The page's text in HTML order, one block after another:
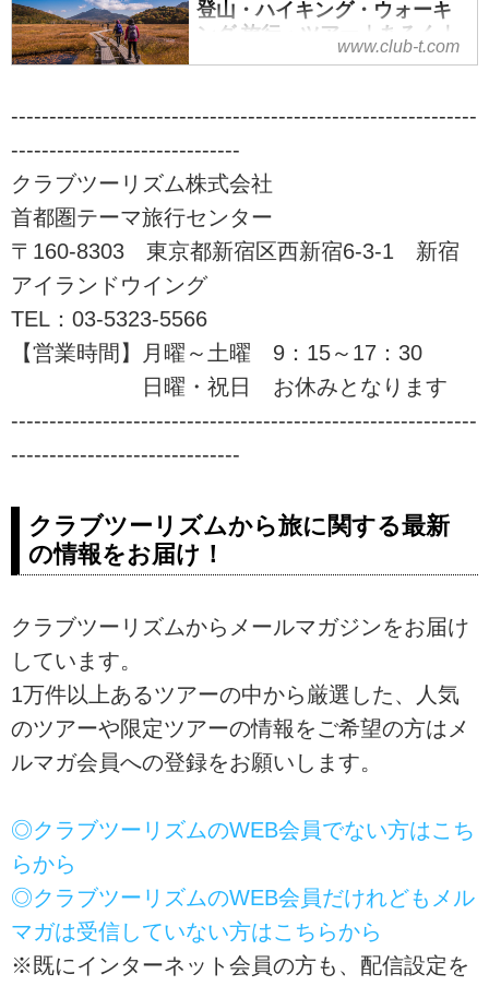
ブツーリズムにおまかせ！安心で
快適な専属講師と専属添乗員が同
行。入門から上級までレベル、目
ご予約も簡単。
登山・ハイキング・ウォーキ
ング 旅行・ツアー｜あるく｜
クラブツーリズム
旅行・ツアーならクラブツーリズ
心者でも安心してご参加いただけ
るレベルに応じた「あるき旅」を
ご用意しております！自然の中を
季節を感じる「あるく」の旅に是
非ご参加下さい。
www.club-t.com
-------------------------------------------------------------
------------------------------
クラブツーリズム株式会社
首都圏テーマ旅行センター
〒160-8303 東京都新宿区西新宿6-3-1 新宿
アイランドウイング
TEL：03-5323-5566
【営業時間】月曜～土曜 9：15～17：30
日曜・祝日 お休みとなります
-------------------------------------------------------------
------------------------------
クラブツーリズムから旅に関する最新
の情報をお届け！
クラブツーリズムからメールマガジンをお届け
しています。
1万件以上あるツアーの中から厳選した、人気
のツアーや限定ツアーの情報をご希望の方はメ
ルマガ会員への登録をお願いします。
◎クラブツーリズムのWEB会員でない方はこち
らから
◎クラブツーリズムのWEB会員だけれどもメル
マガは受信していない方はこちらから
※既にインターネット会員の方も、配信設定を